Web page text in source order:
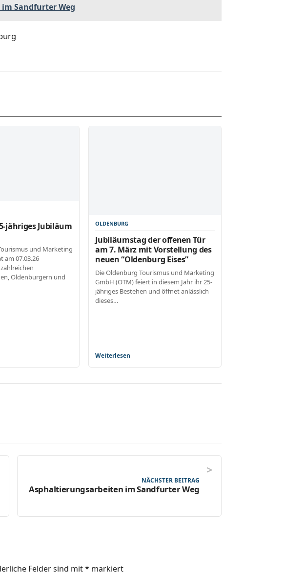
Sandfurter Weg
jähriges Jubiläum
und Marketing
am 07.03.26
Oldenburgern und
OLDENBURG
Jubiläumstag der offenen Tür
am 7. März mit Vorstellung des
neuen “Oldenburg Eises”
Die Oldenburg Tourismus und Marketing
GmbH (OTM) feiert in diesem Jahr ihr 25-
jähriges Bestehen und öffnet anlässlich
dieses…
Weiterlesen
NÄCHSTER BEITRAG
Asphaltierungsarbeiten im Sandfurter Weg
Felder sind mit* markiert